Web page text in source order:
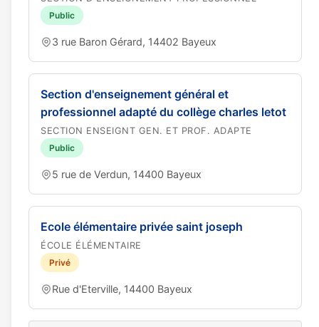
Public
3 rue Baron Gérard, 14402 Bayeux
Section d'enseignement général et
professionnel adapté du collège charles letot
SECTION ENSEIGNT GEN. ET PROF. ADAPTE
Public
5 rue de Verdun, 14400 Bayeux
Ecole élémentaire privée saint joseph
ÉCOLE ÉLÉMENTAIRE
Privé
Rue d'Eterville, 14400 Bayeux